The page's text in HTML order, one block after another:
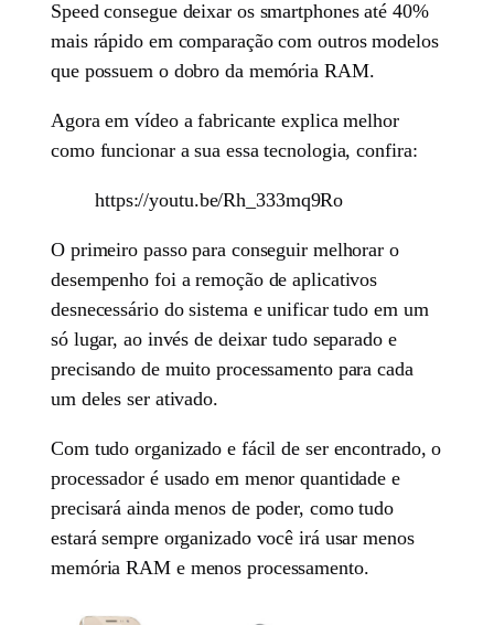
Speed consegue deixar os smartphones até 40%
mais rápido em comparação com outros modelos
que possuem o dobro da memória RAM.
Agora em vídeo a fabricante explica melhor
como funcionar a sua essa tecnologia, confira:
https://youtu.be/Rh_333mq9Ro
O primeiro passo para conseguir melhorar o
desempenho foi a remoção de aplicativos
desnecessário do sistema e unificar tudo em um
só lugar, ao invés de deixar tudo separado e
precisando de muito processamento para cada
um deles ser ativado.
Com tudo organizado e fácil de ser encontrado, o
processador é usado em menor quantidade e
precisará ainda menos de poder, como tudo
estará sempre organizado você irá usar menos
memória RAM e menos processamento.